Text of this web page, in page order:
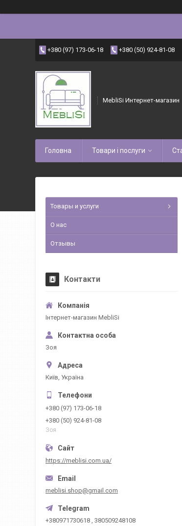
+380 (97) 173-06-18 +380 (50) 924-81-08
MebliSi Интернет-магазин
Головна Товари і послуги
Товары и услуги
О нас
Отзывы
Контакти
Інтернет-магазин MebliSi
Зоя
Київ, Україна
+380 (97) 173-06-18
+380 (50) 924-81-08
Зоя
https://meblisi.com.ua/
meblisi.shop@gmail.com
+380971730618 , 380509248108